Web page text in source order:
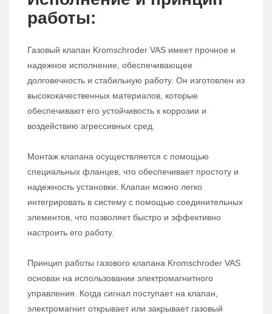
работы:
Газовый клапан Kromschroder VAS имеет прочное и
надежное исполнение, обеспечивающее
долговечность и стабильную работу. Он изготовлен из
высококачественных материалов, которые
обеспечивают его устойчивость к коррозии и
воздействию агрессивных сред.
Монтаж клапана осуществляется с помощью
специальных фланцев, что обеспечивает простоту и
надежность установки. Клапан можно легко
интегрировать в систему с помощью соединительных
элементов, что позволяет быстро и эффективно
настроить его работу.
Принцип работы газового клапана Kromschroder VAS
основан на использовании электромагнитного
управления. Когда сигнал поступает на клапан,
электромагнит открывает или закрывает газовый